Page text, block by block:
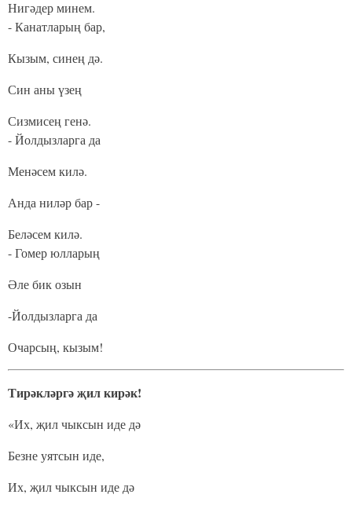
Нигәдер минем.
- Канатларың бар,
Кызым, синең дә.
Син аны үзең
Сизмисең генә.
- Йолдызларга да
Менәсем килә.
Анда ниләр бар -
Беләсем килә.
- Гомер юлларың
Әле бик озын
-Йолдызларга да
Очарсың, кызым!
Тирәкләргә җил кирәк!
«Их, җил чыксын иде дә
Безне уятсын иде,
Их, җил чыксын иде дә